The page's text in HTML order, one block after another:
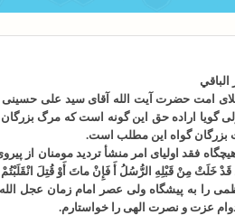
الباقي
امت حضرت آیت الله آقای سید علی حسینی
گویا اراده حق این گونه است که مرگ بزرگان
گواه این مطلب است.
فقد اولیای امر منشأ تردید مومنان
خَلَتْ مِنْ قَبْلِهِ الرُّسُلُ أَ فَإِنْ ماتَ أَوْ قُتِلَ
را به پیشگاه ولی عصر امام زمان عجل
دوام عزت و نصرت الهی را خواستارم.